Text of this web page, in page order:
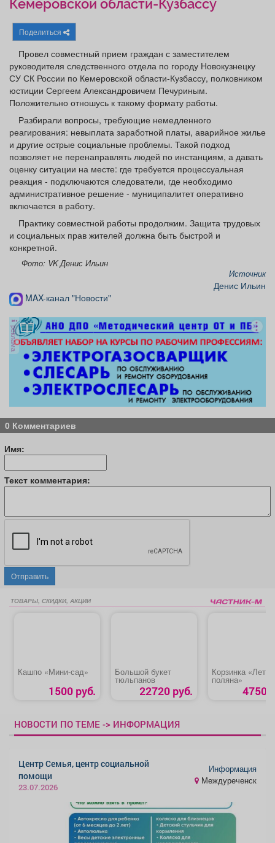
Афиша Обучение Проекты
Товары Поздравления Погода
ТВ программа Я - пенсионер
Кемеровской области-Кузбассу
Поделиться
Провел совместный прием граждан с заместителем
руководителя следственного отдела по городу Новокузнецку
СУ СК России по Кемеровской области-Кузбассу, полковником
юстиции Сергеем Александровичем Печуриным.
Положительно отношусь к такому формату работы.
Разбирали вопросы, требующие немедленного
реагирования: невыплата заработной платы, аварийное жилье
и другие острые социальные проблемы. Такой подход
позволяет не перенаправлять людей по инстанциям, а давать
оценку ситуации на месте: где требуется процессуальная
реакция - подключаются следователи, где необходимо
административное решение - муниципалитет оперативно
включается в работу.
Практику совместной работы продолжим. Защита трудовых
и социальных прав жителей должна быть быстрой и
конкретной.
Фото: VK Денис Ильин
Источник
Денис Ильин
MAX-канал "Новости"
реклама
0 Комментариев
Имя:
Текст комментария:
Отправить
ТОВАРЫ, СКИДКИ, АКЦИИ
Кашпо «Мини-сад»
1500 руб.
Большой букет
тюльпанов
22720 руб.
Корзинка
поляна»
4750
НОВОСТИ ПО ТЕМЕ -> ИНФОРМАЦИЯ
Центр Семья, центр социальной
помощи
23.07.2026
Информация
Междуреченск